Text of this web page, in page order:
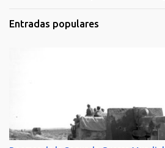
Entradas populares